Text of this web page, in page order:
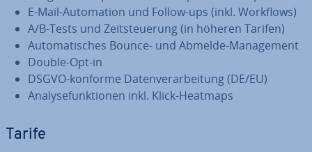
E-Mail-Au­to­ma­ti­on und Follow-ups (inkl. Workflows)
A/B-Tests und Zeit­steue­rung (in höheren Tarifen)
Au­to­ma­ti­sches Bounce- und Abmelde-Ma­nage­ment
Double-Opt-in
DSGVO-konforme Da­ten­ver­ar­bei­tung (DE/EU)
Ana­ly­se­funk­tio­nen inkl. Klick-Heatmaps
Tarife